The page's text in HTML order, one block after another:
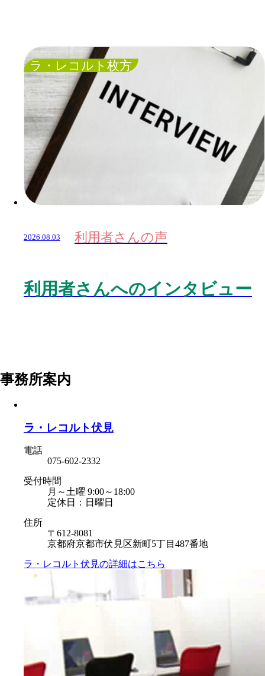
ラ・レコルト枚方
2026.08.03 利用者さんの声
利用者さんへのインタビュー
事務所案内
ラ・レコルト伏見
電話
075-602-2332
受付時間
月～土曜 9:00～18:00
定休日：日曜日
住所
〒612-8081
京都府京都市伏見区新町5丁目487番地
ラ・レコルト伏見の詳細はこちら